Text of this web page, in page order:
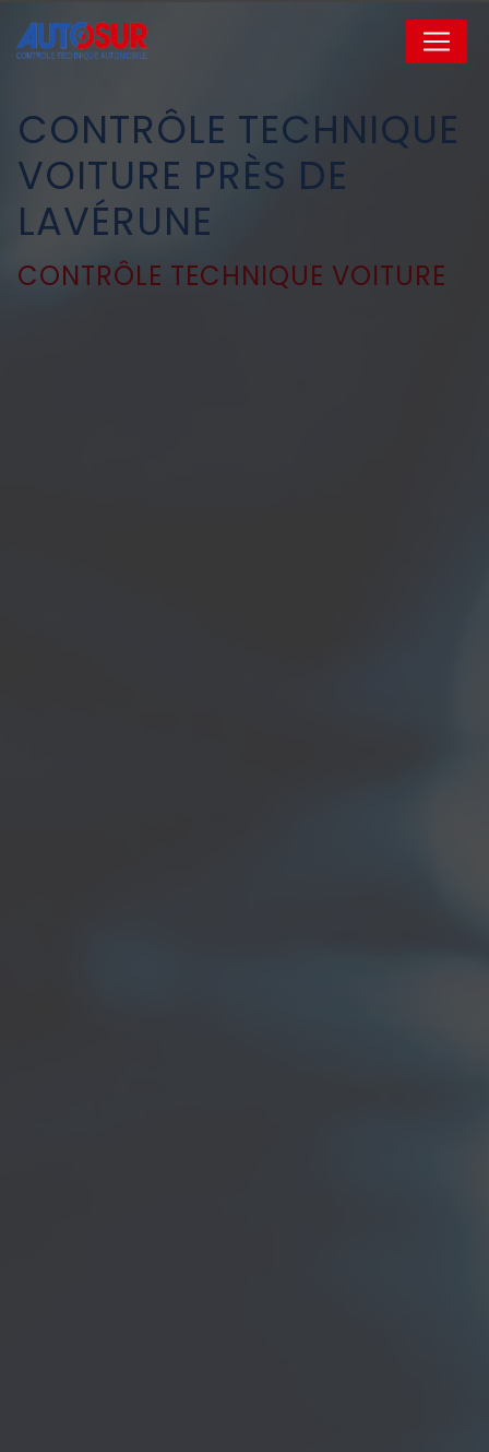
CONTRÔLE TECHNIQUE
VOITURE PRÈS DE
LAVÉRUNE
CONTRÔLE TECHNIQUE VOITURE